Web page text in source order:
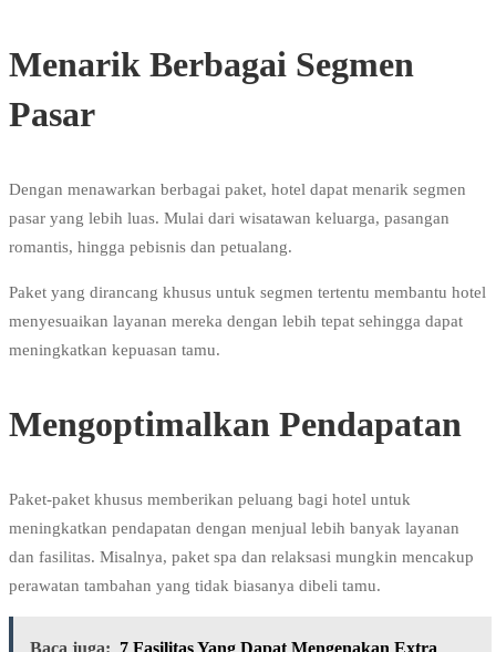
Menarik Berbagai Segmen
Pasar
Dengan menawarkan berbagai paket, hotel dapat menarik segmen
pasar yang lebih luas. Mulai dari wisatawan keluarga, pasangan
romantis, hingga pebisnis dan petualang.
Paket yang dirancang khusus untuk segmen tertentu membantu hotel
menyesuaikan layanan mereka dengan lebih tepat sehingga dapat
meningkatkan kepuasan tamu.
Mengoptimalkan Pendapatan
Paket-paket khusus memberikan peluang bagi hotel untuk
meningkatkan pendapatan dengan menjual lebih banyak layanan
dan fasilitas. Misalnya, paket spa dan relaksasi mungkin mencakup
perawatan tambahan yang tidak biasanya dibeli tamu.